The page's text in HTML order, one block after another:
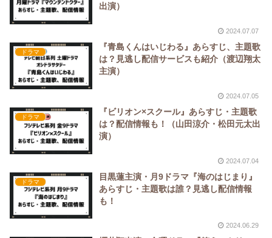
出演）
2024.07.07
ドラマ
『青島くんはいじわる』あらすじ、主題歌
は？見逃し配信サービスも紹介（渡辺翔太
主演）
2024.07.05
ドラマ
『ビリオン×スクール』あらすじ・主題歌
は？配信情報も！（山田涼介・松田元太出
演）
2024.07.04
ドラマ
目黒蓮主演・月9ドラマ『海のはじまり』
あらすじ・主題歌は誰？見逃し配信情報
も！
2024.06.29